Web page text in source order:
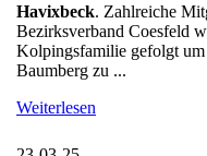
Havixbeck. Zahlreiche
Bezirksverband Coesfeld
Kolpingsfamilie gefolgt
Baumberg zu ...
Weiterlesen